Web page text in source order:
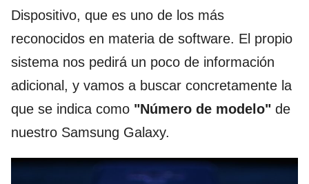
Dispositivo, que es uno de los más
reconocidos en materia de software. El propio
sistema nos pedirá un poco de información
adicional, y vamos a buscar concretamente la
que se indica como "Número de modelo" de
nuestro Samsung Galaxy.